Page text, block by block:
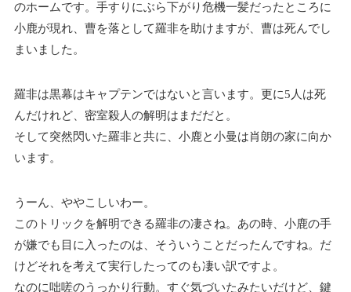
のホームです。手すりにぶら下がり危機一髪だったところに
小鹿が現れ、曹を落として羅非を助けますが、曹は死んでし
まいました。
羅非は黒幕はキャプテンではないと言います。更に5人は死
んだけれど、密室殺人の解明はまだだと。
そして突然閃いた羅非と共に、小鹿と小曼は肖朗の家に向か
います。
うーん、ややこしいわー。
このトリックを解明できる羅非の凄さね。あの時、小鹿の手
が嫌でも目に入ったのは、そういうことだったんですね。だ
けどそれを考えて実行したってのも凄い訳ですよ。
なのに咄嗟のうっかり行動。すぐ気づいたみたいだけど、鍵